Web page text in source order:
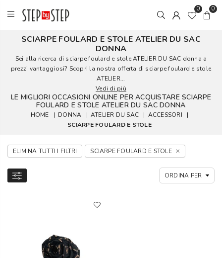
0 0
SCIARPE FOULARD E STOLE ATELIER DU SAC
DONNA
Sei alla ricerca di sciarpe foulard e stole ATELIER DU SAC donna a
prezzi vantaggiosi? Scopri la nostra offerta di sciarpe foulard e stole
ATELIER...
Vedi di più
LE MIGLIORI OCCASIONI ONLINE PER ACQUISTARE SCIARPE
FOULARD E STOLE ATELIER DU SAC DONNA
HOME | DONNA | ATELIER DU SAC | ACCESSORI
|
SCIARPE FOULARD E STOLE
ELIMINA TUTTI I FILTRI SCIARPE FOULARD E STOLE